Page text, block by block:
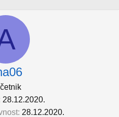
28.12.2020.
28.12.2020.